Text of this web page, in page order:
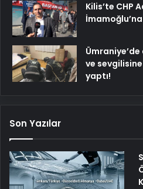
Kilis’te CHP
Ümraniye’de
ve
yaptı!
Son Yazılar